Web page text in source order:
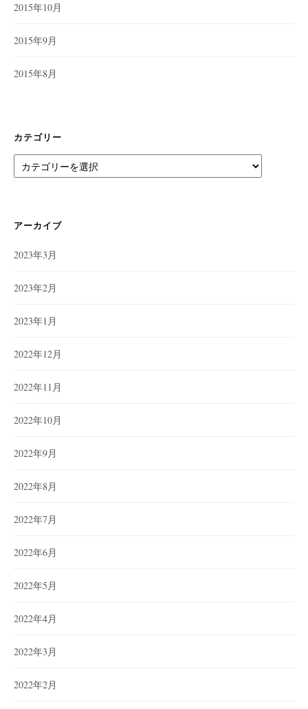
2015年10月
2015年9月
2015年8月
カテゴリー
テ
ー
アーカイブ
2023年3月
2023年2月
2023年1月
2022年12月
2022年11月
2022年10月
2022年9月
2022年8月
2022年7月
2022年6月
2022年5月
2022年4月
2022年3月
2022年2月